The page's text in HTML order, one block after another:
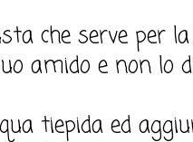
che serve per
amido e non lo
tiepida ed